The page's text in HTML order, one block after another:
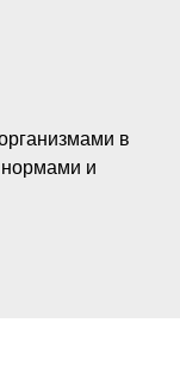
в
нормами и